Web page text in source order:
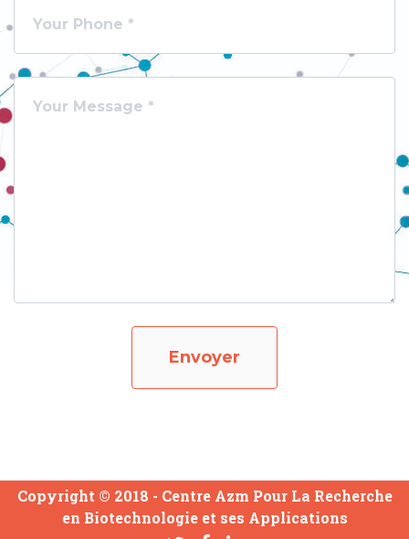
Envoyer
Copyright © 2018 - Centre Azm Pour La Recherche
en Biotechnologie et ses Applications